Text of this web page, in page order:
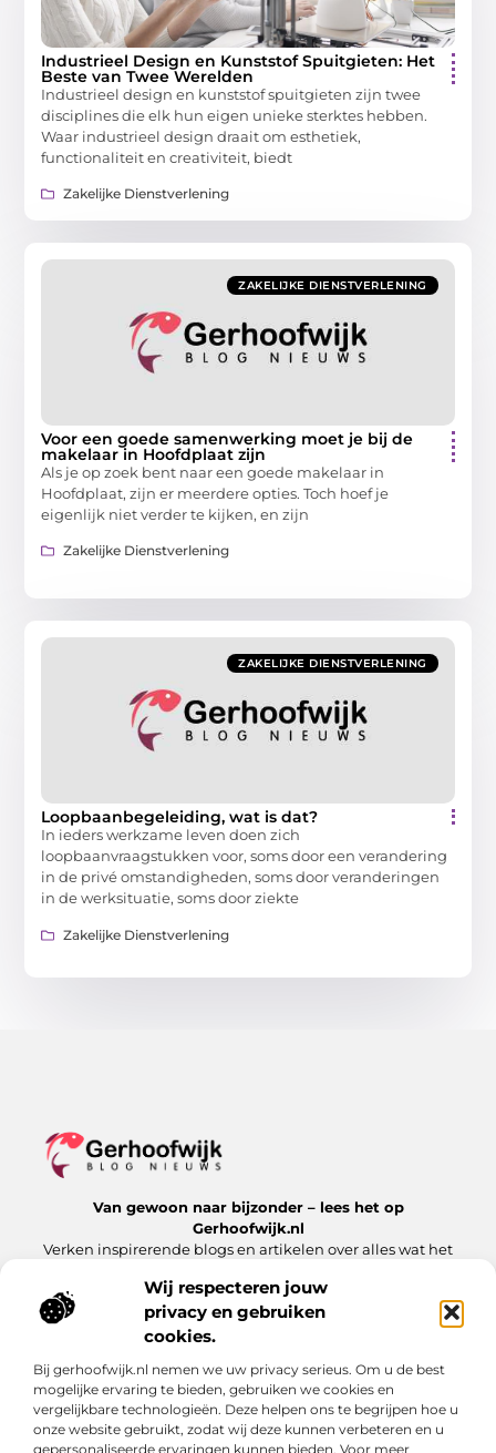
Wij respecteren jouw
privacy en gebruiken
cookies.
Bij gerhoofwijk.nl nemen we uw privacy serieus. Om u de best
mogelijke ervaring te bieden, gebruiken we cookies en
vergelijkbare technologieën. Deze helpen ons te begrijpen hoe u
onze website gebruikt, zodat wij deze kunnen verbeteren en u
gepersonaliseerde ervaringen kunnen bieden. Voor meer
Industrieel Design en Kunststof Spuitgieten: Het
Beste van Twee Werelden
Industrieel design en kunststof spuitgieten zijn twee
disciplines die elk hun eigen unieke sterktes hebben.
Waar industrieel design draait om esthetiek,
functionaliteit en creativiteit, biedt
Zakelijke Dienstverlening
ZAKELIJKE DIENSTVERLENING
Voor een goede samenwerking moet je bij de
makelaar in Hoofdplaat zijn
Als je op zoek bent naar een goede makelaar in
Hoofdplaat, zijn er meerdere opties. Toch hoef je
eigenlijk niet verder te kijken, en zijn
Zakelijke Dienstverlening
ZAKELIJKE DIENSTVERLENING
Loopbaanbegeleiding, wat is dat?
In ieders werkzame leven doen zich
loopbaanvraagstukken voor, soms door een verandering
in de privé omstandigheden, soms door veranderingen
in de werksituatie, soms door ziekte
Zakelijke Dienstverlening
Van gewoon naar bijzonder – lees het op
Gerhoofwijk.nl
Verken inspirerende blogs en artikelen over alles wat het
Bericht categorie
Onze informatie